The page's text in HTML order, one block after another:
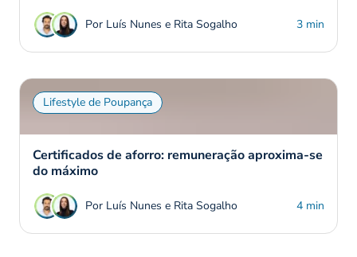
Por Luís Nunes e Rita Sogalho 3 min
Lifestyle de Poupança
Certificados de aforro: remuneração aproxima-se
do máximo
Por Luís Nunes e Rita Sogalho 4 min